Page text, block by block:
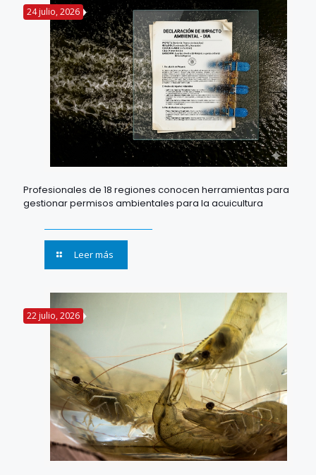
24 julio, 2026
Profesionales de 18 regiones conocen herramientas para
gestionar permisos ambientales para la acuicultura
Leer más
22 julio, 2026